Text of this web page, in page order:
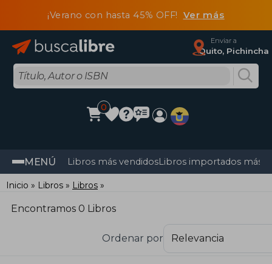
¡Verano con hasta 45% OFF! Ver más
Enviar a
Quito, Pichincha
0
MENÚ Libros más vendidosLibros importados más
Inicio Libros Libros
Encontramos 0 Libros
Ordenar por